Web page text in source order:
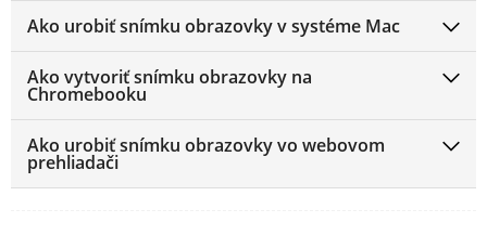
Ako urobiť snímku obrazovky v systéme Mac
Ako vytvoriť snímku obrazovky na
Chromebooku
Ako urobiť snímku obrazovky vo webovom
prehliadači